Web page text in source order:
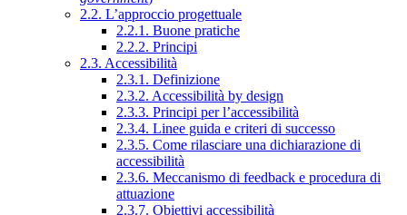
2.2. L’approccio progettuale
2.2.1. Buone pratiche
2.2.2. Principi
2.3. Accessibilità
2.3.1. Definizione
2.3.2. Accessibilità by design
2.3.3. Principi per l’accessibilità
2.3.4. Linee guida e criteri di successo
2.3.5. Come rilasciare una dichiarazione di
accessibilità
2.3.6. Meccanismo di feedback e procedura di
attuazione
2.3.7. Obiettivi accessibilità